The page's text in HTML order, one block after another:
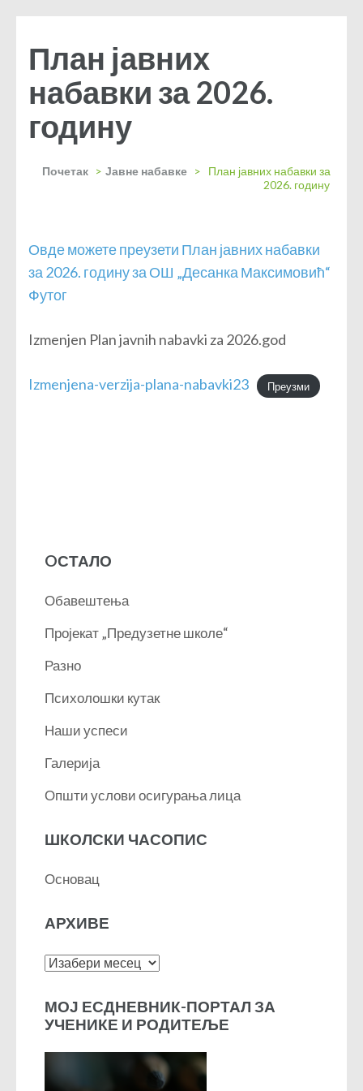
План јавних
набавки за 2026.
годину
Почетак > Јавне набавке >
План јавних набавки за
2026. годину
Овде можете преузети План јавних набавки
за 2026. годину за ОШ „Десанка Максимовић“
Футог
Izmenjen Plan javnih nabavki za 2026.god
Izmenjena-verzija-plana-nabavki23 Преузми
OСТАЛО
Обавештења
Пројекат „Предузетне школе“
Разно
Психолошки кутак
Наши успеси
Галерија
Општи услови осигурања лица
ШКОЛСКИ ЧАСОПИС
Основац
АРХИВЕ
Архиве
МОЈ ЕСДНЕВНИК-ПОРТАЛ ЗА
УЧЕНИКЕ И РОДИТЕЉЕ